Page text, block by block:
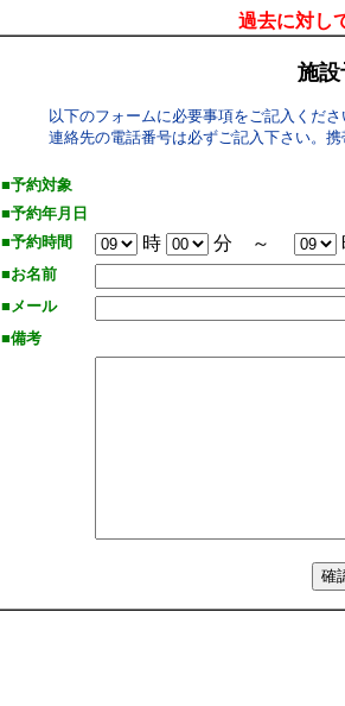
過去に対し
施設
以下のフォームに必要事項をご記入くださ
連絡先の電話番号は必ずご記入下さい。
■予約対象
■予約年月日
■予約時間
時 分 ～
■お名前
■メール
■備考